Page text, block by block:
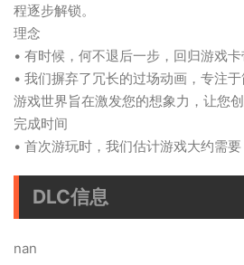
程逐步解锁。
理念
• 有时候，何不退后一步，回归游戏卡
• 我们摒弃了冗长的过场动画，专注于
游戏世界旨在激发您的想象力，让您创
完成时间
• 首次游玩时，我们估计游戏大约需要
DLC信息
nan